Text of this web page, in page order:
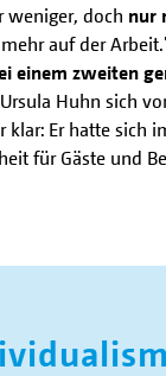
weniger, doch nur
auf der
einem zweiten
Huhn sich
klar: Er hatte sich
für Gäste und